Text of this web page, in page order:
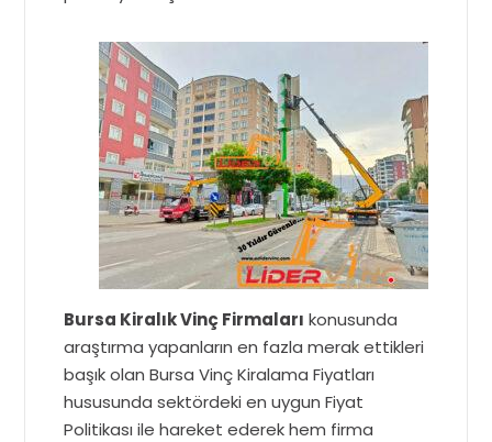
Bursa Kiralık Vinç Firmaları konusunda
araştırma yapanların en fazla merak ettikleri
başık olan Bursa Vinç Kiralama Fiyatları
hususunda sektördeki en uygun Fiyat
Politikası ile hareket ederek hem firma